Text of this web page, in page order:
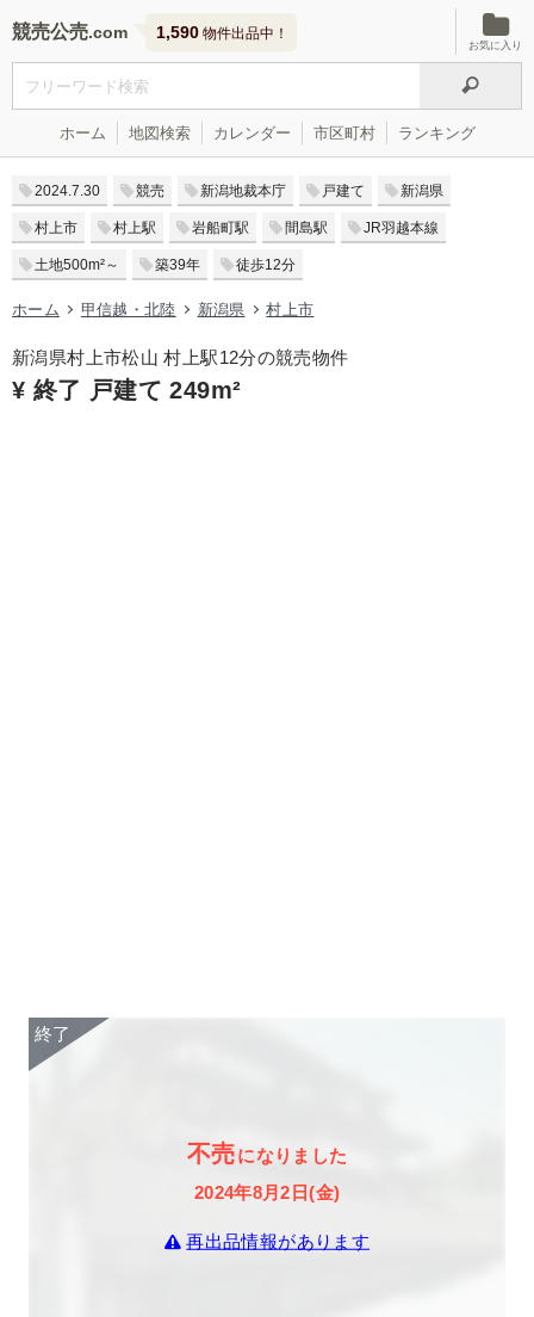
競売公売 1,590 物件出品中！
お気に入り
ホーム 地図検索 カレンダー 市区町村 ランキング
2024.7.30 競売 新潟地裁本庁 戸建て 新潟県
村上市 村上駅 岩船町駅 間島駅 JR羽越本線
土地500m²～ 築39年 徒歩12分
ホーム 甲信越・北陸 新潟県 村上市
新潟県村上市松山 村上駅12分の競売物件
¥ 終了 戸建て 249m²
不売になりました
2024年8月2日(金)
再出品情報があります